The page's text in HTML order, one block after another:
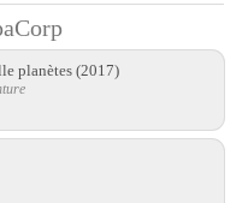
planètes (2017)